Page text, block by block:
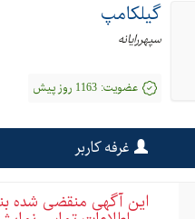
گیلکامپ
سپهررایانه
عضویت: 1163 روز پیش
غرفه کاربر
این آگهی منقضی شده